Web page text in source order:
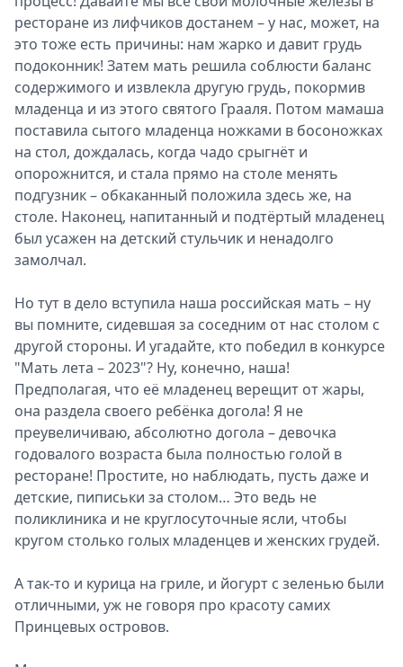
ресторане из лифчиков достанем – у нас, может, на
это тоже есть причины: нам жарко и давит грудь
подоконник! Затем мать решила соблюсти баланс
содержимого и извлекла другую грудь, покормив
младенца и из этого святого Грааля. Потом мамаша
поставила сытого младенца ножками в босоножках
на стол, дождалась, когда чадо срыгнёт и
опорожнится, и стала прямо на столе менять
подгузник – обкаканный положила здесь же, на
столе. Наконец, напитанный и подтёртый младенец
был усажен на детский стульчик и ненадолго
замолчал.
Но тут в дело вступила наша российская мать – ну
вы помните, сидевшая за соседним от нас столом с
другой стороны. И угадайте, кто победил в конкурсе
"Мать лета – 2023"? Ну, конечно, наша!
Предполагая, что её младенец верещит от жары,
она раздела своего ребёнка догола! Я не
преувеличиваю, абсолютно догола – девочка
годовалого возраста была полностью голой в
ресторане! Простите, но наблюдать, пусть даже и
детские, пиписьки за столом… Это ведь не
поликлиника и не круглосуточные ясли, чтобы
кругом столько голых младенцев и женских грудей.
А так-то и курица на гриле, и йогурт с зеленью были
отличными, уж не говоря про красоту самих
Принцевых островов.